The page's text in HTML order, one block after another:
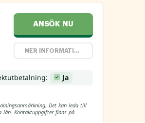
ANSÖK NU
MER INFORMATION
Ja
Det kan leda till
lån. Kontaktuppgifter finns på